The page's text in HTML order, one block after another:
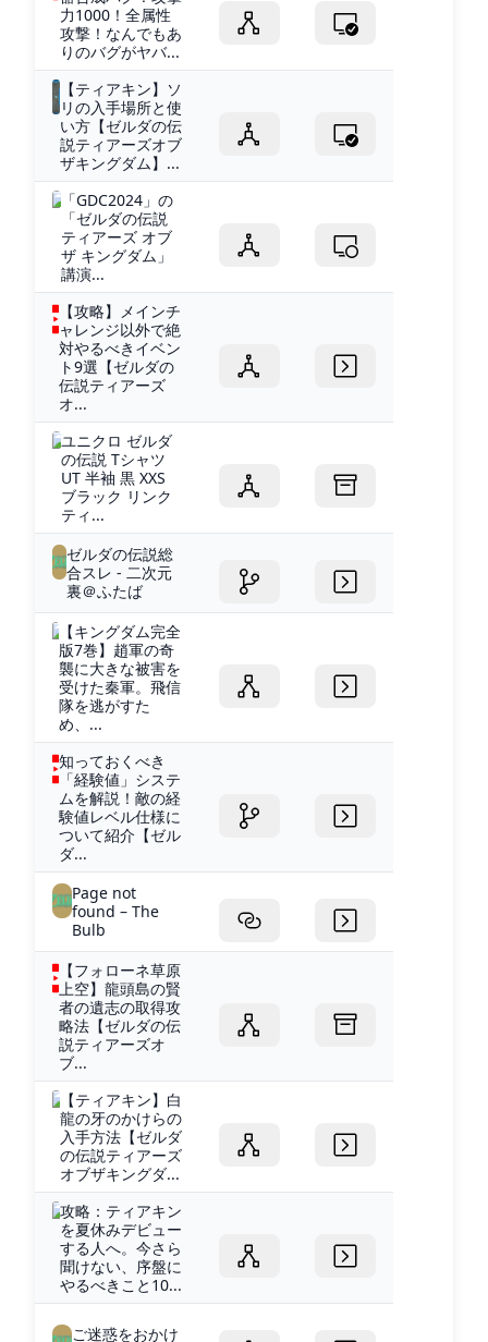
力1000！全属性
攻撃！なんでもあ
りのバグがヤバ...
【ティアキン】ソ
リの入手場所と使
い方【ゼルダの伝
説ティアーズオブ
ザキングダム】...
「GDC2024」の
「ゼルダの伝説
ティアーズ オブ
ザ キングダム」
講演...
【攻略】メインチ
ャレンジ以外で絶
対やるべきイベン
ト9選【ゼルダの
伝説ティアーズ
オ...
ユニクロ ゼルダ
の伝説 Tシャツ
UT 半袖 黒 XXS
ブラック リンク
ティ...
ゼルダの伝説総
合スレ - 二次元
裏＠ふたば
【キングダム完全
版7巻】趙軍の奇
襲に大きな被害を
受けた秦軍。飛信
隊を逃がすた
め、...
知っておくべき
「経験値」システ
ムを解説！敵の経
験値レベル仕様に
ついて紹介【ゼル
ダ...
Page not
found – The
Bulb
【フォローネ草原
上空】龍頭島の賢
者の遺志の取得攻
略法【ゼルダの伝
説ティアーズオ
ブ...
【ティアキン】白
龍の牙のかけらの
入手方法【ゼルダ
の伝説ティアーズ
オブザキングダ...
攻略：ティアキン
を夏休みデビュー
する人へ。今さら
聞けない、序盤に
やるべきこと10...
ご迷惑をおかけ